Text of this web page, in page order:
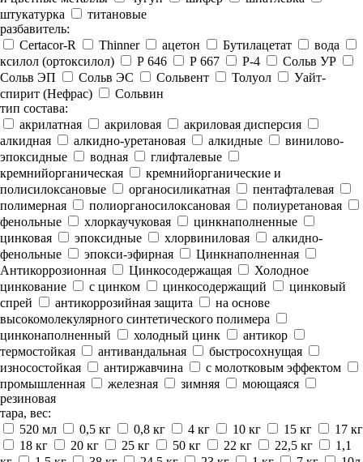
штукатурка
титановые
разбавитель:
Certacor-R
Thinner ацетон Бутилацетат
вода
ксилол (ортоксилол)
Р 646 Р 667 Р-4
Сольв УР
Сольв ЭП
Сольв ЭС Сольвент Толуол
Уайт-
спирит (Нефрас)
Сольвин
тип состава:
акрилатная
акриловая
акриловая дисперсия
алкидная
алкидно-уретановая алкидные
винилово-
эпоксидные
водная
глифталевые
кремнийорганическая
кремнийорганические и
полисилоксановые
органосиликатная
пентафталевая
полимерная
полиорганосилоксановая
полиуретановая
фенольные
хлоркаучуковая
цинкнаполненные
цинковая
эпоксидные хлорвиниловая
алкидно-
фенольные
эпокси-эфирная
Цинкнаполненная
Антикоррозионная
Цинкосодержащая
Холодное
цинкование
с цинком цинкосодержащий
цинковый
спрей
антикоррозийная защита
на основе
высокомолекулярного синтетического полимера
цинконаполненный
холодный цинк
антикор
термостойкая
антивандальная
быстросохнущая
износостойкая
антиржавчина
с молотковым эффектом
промышленная
железная зимняя
моющаяся
резиновая
тара, вес:
520 мл
0,5 кг 0,8 кг 4 кг 10 кг 15 кг
17 кг
18 кг
20 кг 25 кг 50 кг 22 кг 22,5 кг
1,1